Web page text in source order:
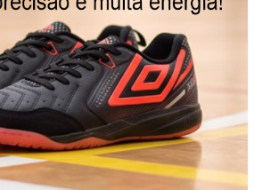
vence a II
6 de natação
o título; Maria Eduarda
Silveira tiveram as melhores